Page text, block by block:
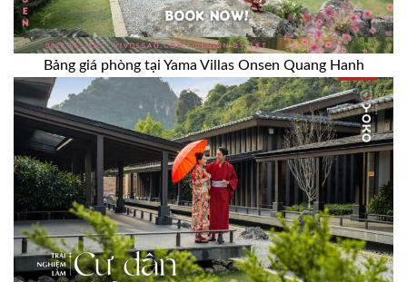
Bảng giá phòng tại Yama Villas Onsen Quang Hanh